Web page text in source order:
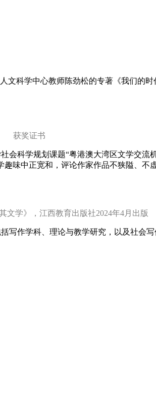
科学中心教师陈劲松的专著《我们的时
获奖证书
会科学规划课题“粤港澳大湾区文学交流
味中正宽和，评论作家作品不狭隘、
文学》，江西教育出版社2024年4月出版
写作学科、理论与教学研究，以及社会写